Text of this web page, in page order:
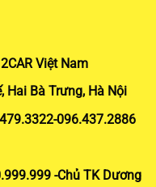
Việt Nam
Hai Bà Trưng, Hà Nội
096.437.2886
-Chủ TK Dương